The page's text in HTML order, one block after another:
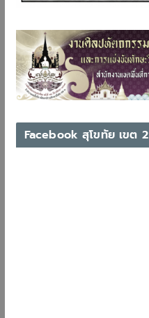
Facebook สุโขทัย เขต 2